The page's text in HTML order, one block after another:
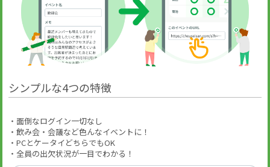
シンプルな4つの特徴
・面倒なログイン一切なし
・飲み会・会議など色んなイベントに！
・PCとケータイどちらでもOK
・全員の出欠状況が一目でわかる！